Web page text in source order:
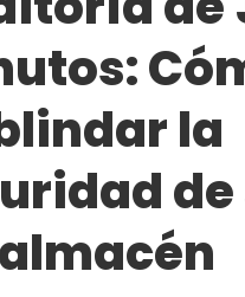
la
de
almacén